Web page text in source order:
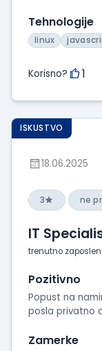
Tehnologije
linux
Korisno? 1
ISKUSTVO
18.06.2025
3 ne
IT
trenutno
Pozitivno
Popust na
posla privatno
Zamerke